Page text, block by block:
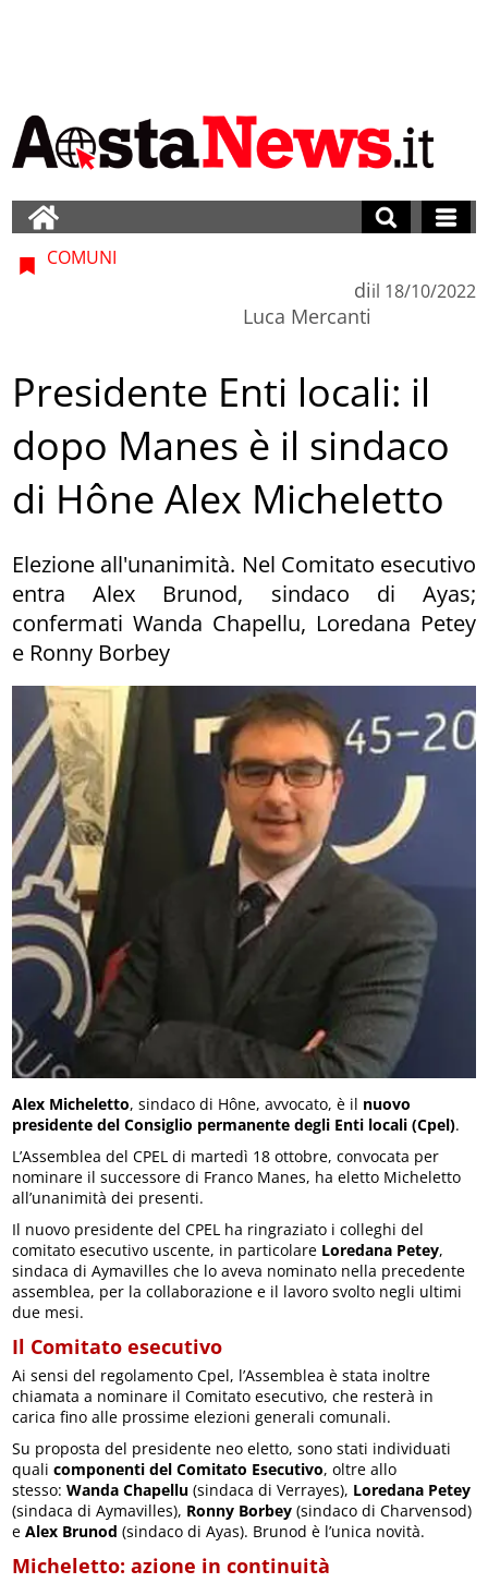
COMUNI
di
Luca Mercanti
il 18/10/2022
Presidente Enti locali: il
dopo Manes è il sindaco
di Hône Alex Micheletto
Elezione all'unanimità. Nel Comitato esecutivo
entra Alex Brunod, sindaco di Ayas;
confermati Wanda Chapellu, Loredana Petey
e Ronny Borbey
Alex Micheletto, sindaco di Hône, avvocato, è il nuovo
presidente del Consiglio permanente degli Enti locali (Cpel).
L’Assemblea del CPEL di martedì 18 ottobre, convocata per
nominare il successore di Franco Manes, ha eletto Micheletto
all’unanimità dei presenti.
Il nuovo presidente del CPEL ha ringraziato i colleghi del
comitato esecutivo uscente, in particolare Loredana Petey,
sindaca di Aymavilles che lo aveva nominato nella precedente
assemblea, per la collaborazione e il lavoro svolto negli ultimi
due mesi.
Il Comitato esecutivo
Ai sensi del regolamento Cpel, l’Assemblea è stata inoltre
chiamata a nominare il Comitato esecutivo, che resterà in
carica fino alle prossime elezioni generali comunali.
Su proposta del presidente neo eletto, sono stati individuati
qualicomponenti del Comitato Esecutivo, oltre allo
stesso:Wanda Chapellu (sindaca di Verrayes), Loredana Petey
(sindaca di Aymavilles), Ronny Borbey (sindaco di Charvensod)
eAlex Brunod (sindaco di Ayas). Brunod è l’unica novità.
Micheletto: azione in continuità